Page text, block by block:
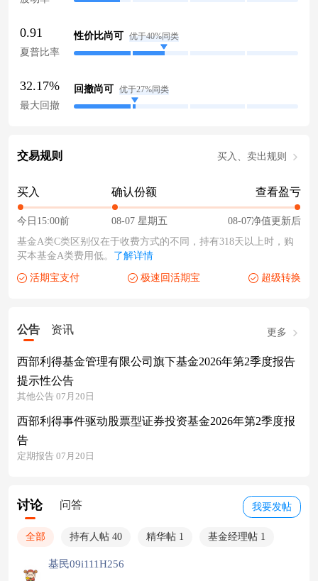
0.91
夏普比率
性价比尚可 优于40%同类
32.17%
最大回撤
回撤尚可 优于27%同类
交易规则 买入、卖出规则
买入
今日15:00前
确认份额
08-07 星期五
查看盈亏
08-07净值更新后
基金A类C类区别仅在于收费方式的不同，持有318天以上时，购
买本基金A类费用低。 了解详情
活期宝支付 极速回活期宝 超级转换
公告 资讯 更多
西部利得基金管理有限公司旗下基金2026年第2季度报告
提示性公告
其他公告 07月20日
西部利得事件驱动股票型证券投资基金2026年第2季度报
告
定期报告 07月20日
我要发帖
讨论 问答
全部 持有人帖 40 精华帖 1 基金经理帖 1
基民09i111H256